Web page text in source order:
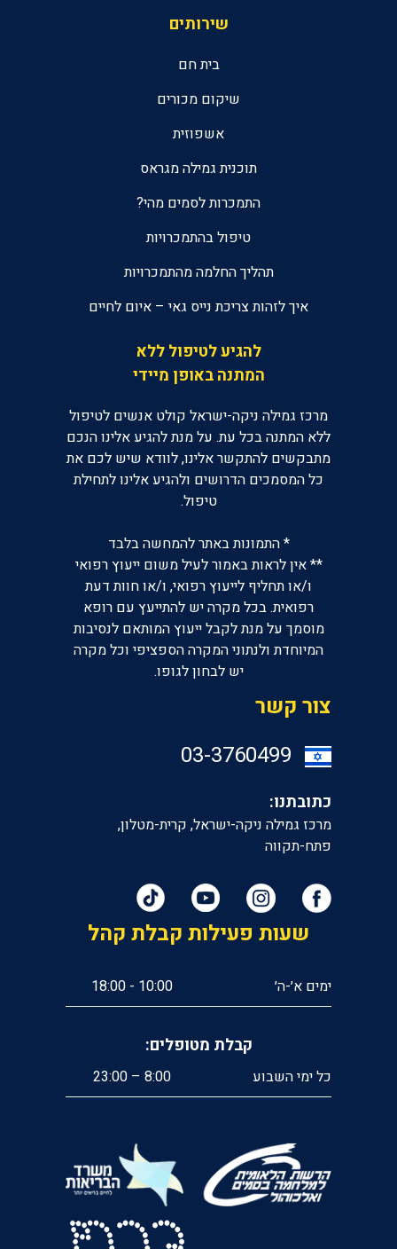
שירותים
בית חם
שיקום מכורים
אשפוזית
תוכנית גמילה מגראס
התמכרות לסמים מהי?
טיפול בהתמכרויות
תהליך החלמה מהתמכרויות
איך לזהות צריכת נייס גאי – איום לחיים
להגיע לטיפול ללא
המתנה באופן מיידי
מרכז גמילה ניקה-ישראל קולט אנשים לטיפול
ללא המתנה בכל עת. על מנת להגיע אלינו הנכם
מתבקשים להתקשר אלינו, לוודא שיש לכם את
כל המסמכים הדרושים ולהגיע אלינו לתחילת
טיפול.
* התמונות באתר להמחשה בלבד
** אין לראות באמור לעיל משום ייעוץ רפואי
ו/או תחליף לייעוץ רפואי, ו/או חוות דעת
רפואית. בכל מקרה יש להתייעץ עם רופא
מוסמך על מנת לקבל ייעוץ המותאם לנסיבות
המיוחדת ולנתוני המקרה הספציפי וכל מקרה
יש לבחון לגופו.
צור קשר
‎03-3760499
כתובתנו:
מרכז גמילה ניקה-ישראל, קרית-מטלון,
פתח-תקווה
שעות פעילות קבלת קהל
ימים א׳-ה׳ 10:00 - 18:00
קבלת מטופלים:
כל ימי השבוע 8:00 – 23:00